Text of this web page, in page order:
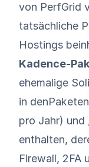
von PerfGrid
tatsächliche
Hostings
Kadence-
ehemalige
in den
pro Jahr) und
enthalten,
Firewall, 2FA